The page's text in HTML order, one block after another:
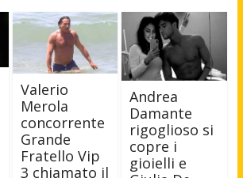
Valerio
Merola
concorrente
Grande
Fratello Vip
3 chiamato il
Andrea
Damante
rigoglioso si
copre i
gioielli e